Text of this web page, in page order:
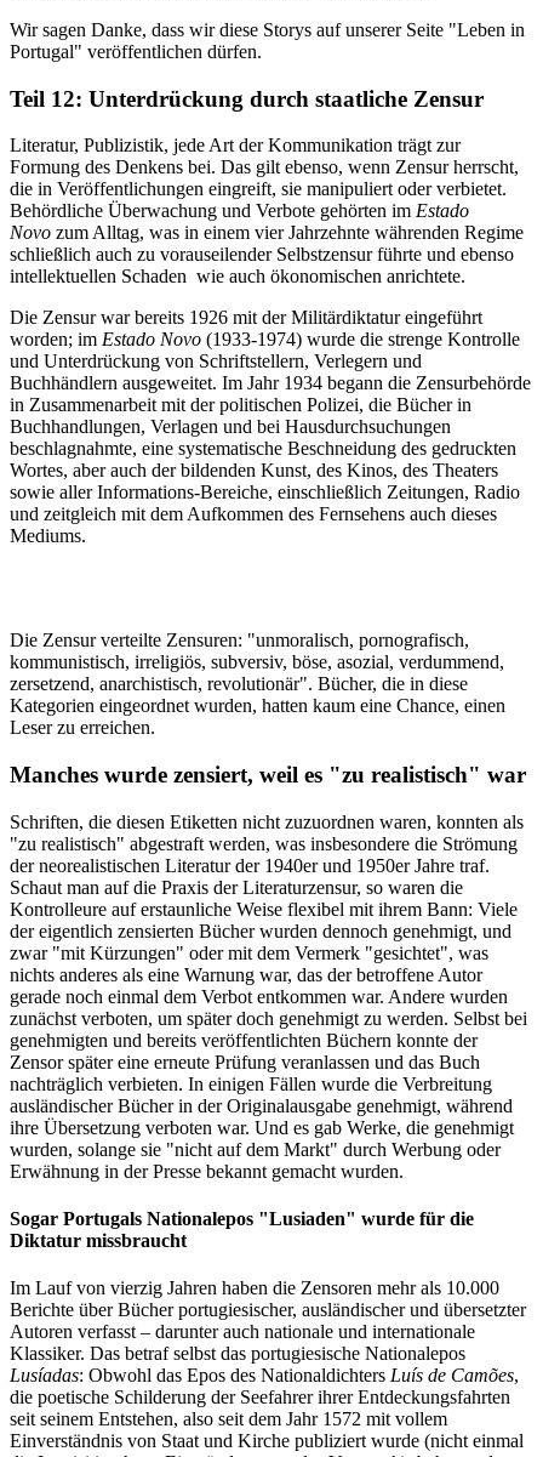
Wir sagen Danke, dass wir diese Storys auf unserer Seite "Leben in
Portugal" veröffentlichen dürfen.
Teil 12: Unterdrückung durch staatliche Zensur
Literatur, Publizistik, jede Art der Kommunikation trägt zur
Formung des Denkens bei. Das gilt ebenso, wenn Zensur herrscht,
die in Veröffentlichungen eingreift, sie manipuliert oder verbietet.
Behördliche Überwachung und Verbote gehörten im Estado
Novo zum Alltag, was in einem vier Jahrzehnte währenden Regime
schließlich auch zu vorauseilender Selbstzensur führte und ebenso
intellektuellen Schaden wie auch ökonomischen anrichtete.
Die Zensur war bereits 1926 mit der Militärdiktatur eingeführt
worden; im Estado Novo (1933-1974) wurde die strenge Kontrolle
und Unterdrückung von Schriftstellern, Verlegern und
Buchhändlern ausgeweitet. Im Jahr 1934 begann die Zensurbehörde
in Zusammenarbeit mit der politischen Polizei, die Bücher in
Buchhandlungen, Verlagen und bei Hausdurchsuchungen
beschlagnahmte, eine systematische Beschneidung des gedruckten
Wortes, aber auch der bildenden Kunst, des Kinos, des Theaters
sowie aller Informations-Bereiche, einschließlich Zeitungen, Radio
und zeitgleich mit dem Aufkommen des Fernsehens auch dieses
Mediums.
Die Zensur verteilte Zensuren: "unmoralisch, pornografisch,
kommunistisch, irreligiös, subversiv, böse, asozial, verdummend,
zersetzend, anarchistisch, revolutionär". Bücher, die in diese
Kategorien eingeordnet wurden, hatten kaum eine Chance, einen
Leser zu erreichen.
Manches wurde zensiert, weil es "zu realistisch" war
Schriften, die diesen Etiketten nicht zuzuordnen waren, konnten als
"zu realistisch" abgestraft werden, was insbesondere die Strömung
der neorealistischen Literatur der 1940er und 1950er Jahre traf.
Schaut man auf die Praxis der Literaturzensur, so waren die
Kontrolleure auf erstaunliche Weise flexibel mit ihrem Bann: Viele
der eigentlich zensierten Bücher wurden dennoch genehmigt, und
zwar "mit Kürzungen" oder mit dem Vermerk "gesichtet", was
nichts anderes als eine Warnung war, das der betroffene Autor
gerade noch einmal dem Verbot entkommen war. Andere wurden
zunächst verboten, um später doch genehmigt zu werden. Selbst bei
genehmigten und bereits veröffentlichten Büchern konnte der
Zensor später eine erneute Prüfung veranlassen und das Buch
nachträglich verbieten. In einigen Fällen wurde die Verbreitung
ausländischer Bücher in der Originalausgabe genehmigt, während
ihre Übersetzung verboten war. Und es gab Werke, die genehmigt
wurden, solange sie "nicht auf dem Markt" durch Werbung oder
Erwähnung in der Presse bekannt gemacht wurden.
Sogar Portugals Nationalepos "Lusiaden" wurde für die
Diktatur missbraucht
Im Lauf von vierzig Jahren haben die Zensoren mehr als 10.000
Berichte über Bücher portugiesischer, ausländischer und übersetzter
Autoren verfasst – darunter auch nationale und internationale
Klassiker. Das betraf selbst das portugiesische Nationalepos
Lusíadas: Obwohl das Epos des Nationaldichters Luís de Camões,
die poetische Schilderung der Seefahrer ihrer Entdeckungsfahrten
seit seinem Entstehen, also seit dem Jahr 1572 mit vollem
Einverständnis von Staat und Kirche publiziert wurde (nicht einmal